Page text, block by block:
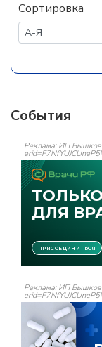
Сортировка
События
Реклама: ИП
Реклама: ИП